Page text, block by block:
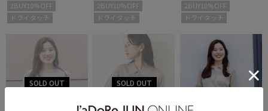
2BUY10%OFF
ドライタッチ
2BUY10%OFF
ドライタッチ
2BUY10%OFF
ドライタッチ